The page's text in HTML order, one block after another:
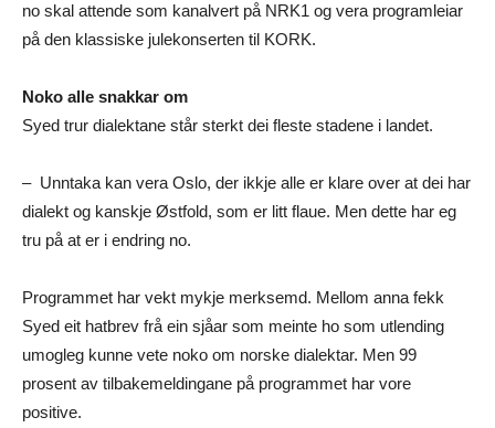
no skal attende som kanalvert på NRK1 og vera programleiar
på den klassiske julekonserten til KORK.
Noko alle snakkar om
Syed trur dialektane står sterkt dei fleste stadene i landet.
– Unntaka kan vera Oslo, der ikkje alle er klare over at dei har
dialekt og kanskje Østfold, som er litt flaue. Men dette har eg
tru på at er i endring no.
Programmet har vekt mykje merksemd. Mellom anna fekk
Syed eit hatbrev frå ein sjåar som meinte ho som utlending
umogleg kunne vete noko om norske dialektar. Men 99
prosent av tilbakemeldingane på programmet har vore
positive.